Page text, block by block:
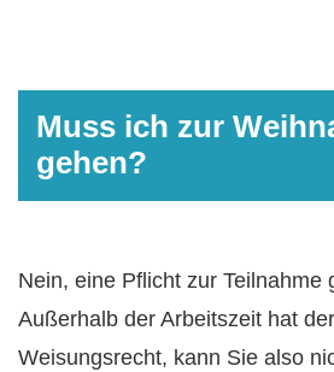
Muss ich zur
gehen?
Nein, eine Pflicht zur Teilnahme
Außerhalb der Arbeitszeit hat
Weisungsrecht, kann Sie also